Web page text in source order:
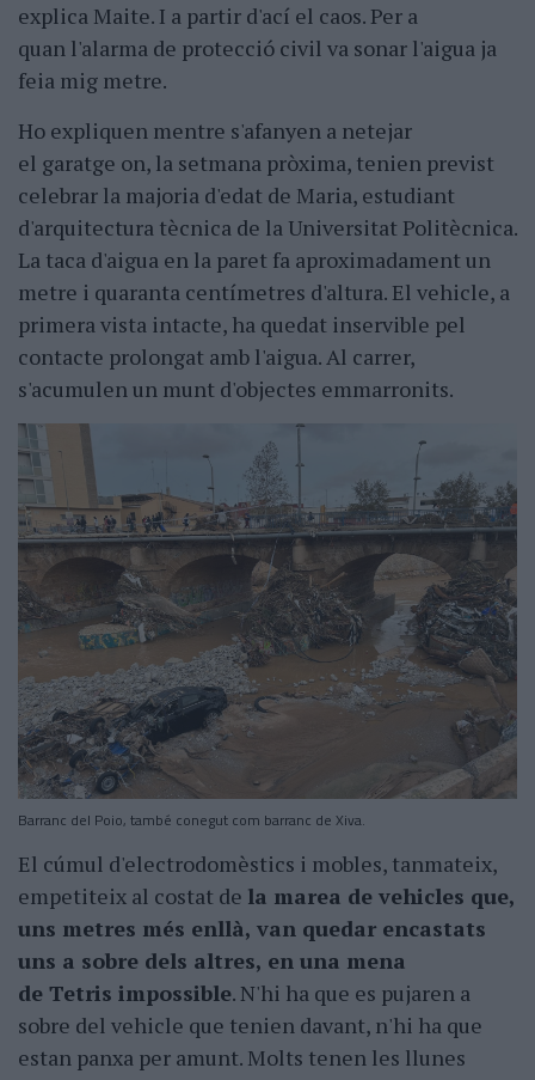
explica Maite. I a partir d'ací el caos. Per a
quan l'alarma de protecció civil va sonar l'aigua ja
feia mig metre.
Ho expliquen mentre s'afanyen a netejar
el garatge on, la setmana pròxima, tenien previst
celebrar la majoria d'edat de Maria, estudiant
d'arquitectura tècnica de la Universitat Politècnica.
La taca d'aigua en la paret fa aproximadament un
metre i quaranta centímetres d'altura. El vehicle, a
primera vista intacte, ha quedat inservible pel
contacte prolongat amb l'aigua. Al carrer,
s'acumulen un munt d'objectes emmarronits.
Barranc del Poio, també conegut com barranc de Xiva.
El cúmul d'electrodomèstics i mobles, tanmateix,
empetiteix al costat de la marea de vehicles que,
uns metres més enllà, van quedar encastats
uns a sobre dels altres, en una mena
de Tetris impossible. N'hi ha que es pujaren a
sobre del vehicle que tenien davant, n'hi ha que
estan panxa per amunt. Molts tenen les llunes